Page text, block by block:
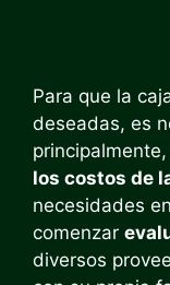
Para que la
deseadas, es
los costos de
necesidades
comenzar
diversos